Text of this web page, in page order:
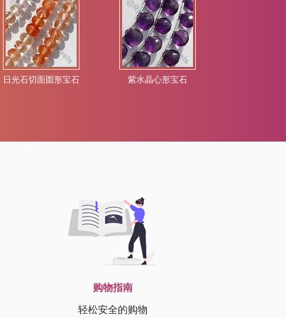
日光石切面圆形宝石 紫水晶心形宝石
购物指南
轻松安全的购物